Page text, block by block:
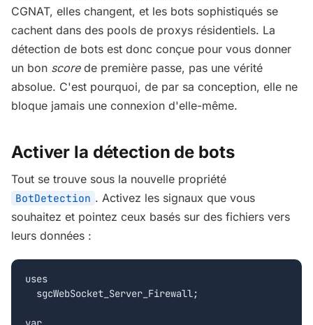
CGNAT, elles changent, et les bots sophistiqués se
cachent dans des pools de proxys résidentiels. La
détection de bots est donc conçue pour vous donner
un bon scorede première passe, pas une vérité
absolue. C'est pourquoi, de par sa conception, elle ne
bloque jamais une connexion d'elle-même.
Activer la détection de bots
Tout se trouve sous la nouvelle propriété
BotDetection . Activez les signaux que vous
souhaitez et pointez ceux basés sur des fichiers vers
leurs données :
uses
  sgcWebSocket_Server_Firewall;